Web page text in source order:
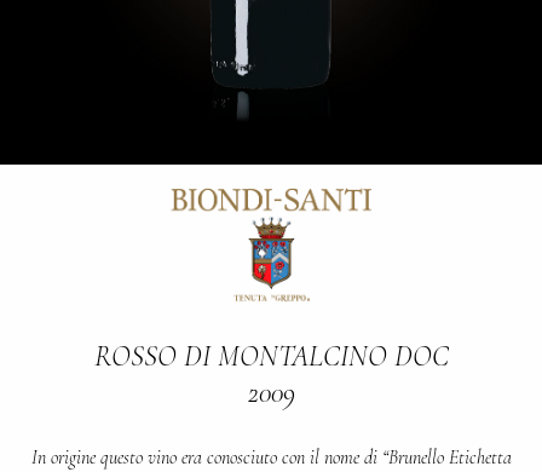
ROSSO DI MONTALCINO DOC
2009
In origine questo vino era conosciuto con il nome di “Brunello Etichetta